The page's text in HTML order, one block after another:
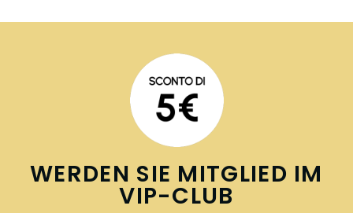
WERDEN SIE MITGLIED IM
VIP-CLUB